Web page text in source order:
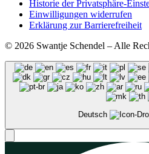
Historie der Privatsphäre-
Einwilligungen widerrufen
Erklärung zur Barrierefreiheit
© 2026 Swantje Schendel – Alle
Deutsch